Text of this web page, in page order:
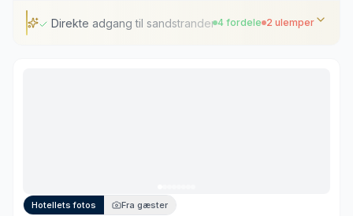
Direkte adgang til sandstranden i Grecian Bay
4 fordele 2 ulemper
Hotellets fotos Fra gæster